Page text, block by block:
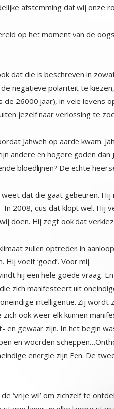
op het moment van de
dat die is beschreven in
negatieve polariteit te
de 26000 jaar), in vele
jezelf naar verlossing te
Jahweh op aarde kwam.
andere en hogere goden
bloedlijnen? De echte
dat die gaat gebeuren.
In 2008, dus dat klopt wel.
doen. Hij zegt ook dat
zullen optreden in
voelt ‘goed’. Voor mij.
hij een hele goede vraag.
zich manifesteert uit
intelligentie. Zij
ook weer elk kunnen
en gewaar zijn. In het begin
en woorden
energie zijn Een. De
‘vrije wil’ om zichzelf te
stapje lager, in elke
in de eerste